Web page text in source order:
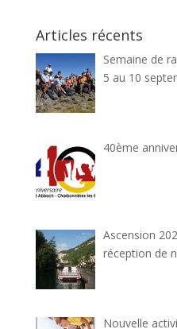
Articles récents
Semaine de
5 au 10
40ème
Ascension
réception de
Nouvelle